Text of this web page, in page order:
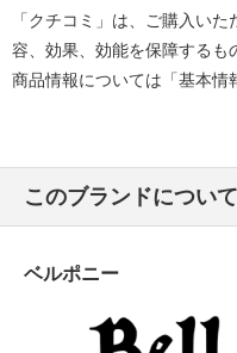
「クチコミ」は、ご購入い
容、効果、効能を保障するも
商品情報については「基本情
このブランドについて
ベルポニー